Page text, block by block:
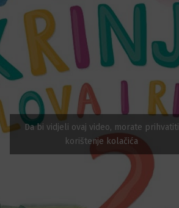
Da bi vidjeli ovaj video, morate prihvatiti
korištenje kolačića